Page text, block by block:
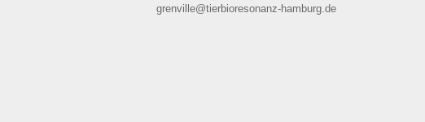
grenville@tierbioresonanz-hamburg.de